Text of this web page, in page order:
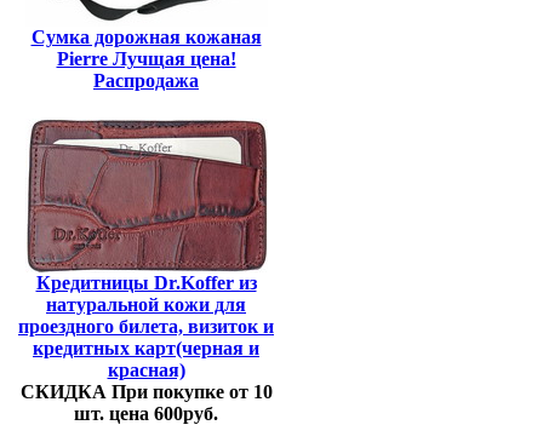
Сумка дорожная кожаная
Pierre Лучщая цена!
Распродажа
Кредитницы Dr.Koffer из
натуральной кожи для
проездного билета, визиток и
кредитных карт(черная и
красная)
СКИДКА При покупке от 10
шт. цена 600руб.